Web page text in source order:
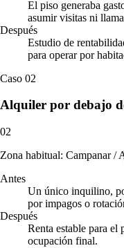
El piso generaba
asumir visitas ni
Después
Estudio de
para operar por
Caso 02
Alquiler por debajo
02
Zona habitual: Campanar /
Antes
Un único inquilino,
por impagos o
Después
Renta estable para el
ocupación final.